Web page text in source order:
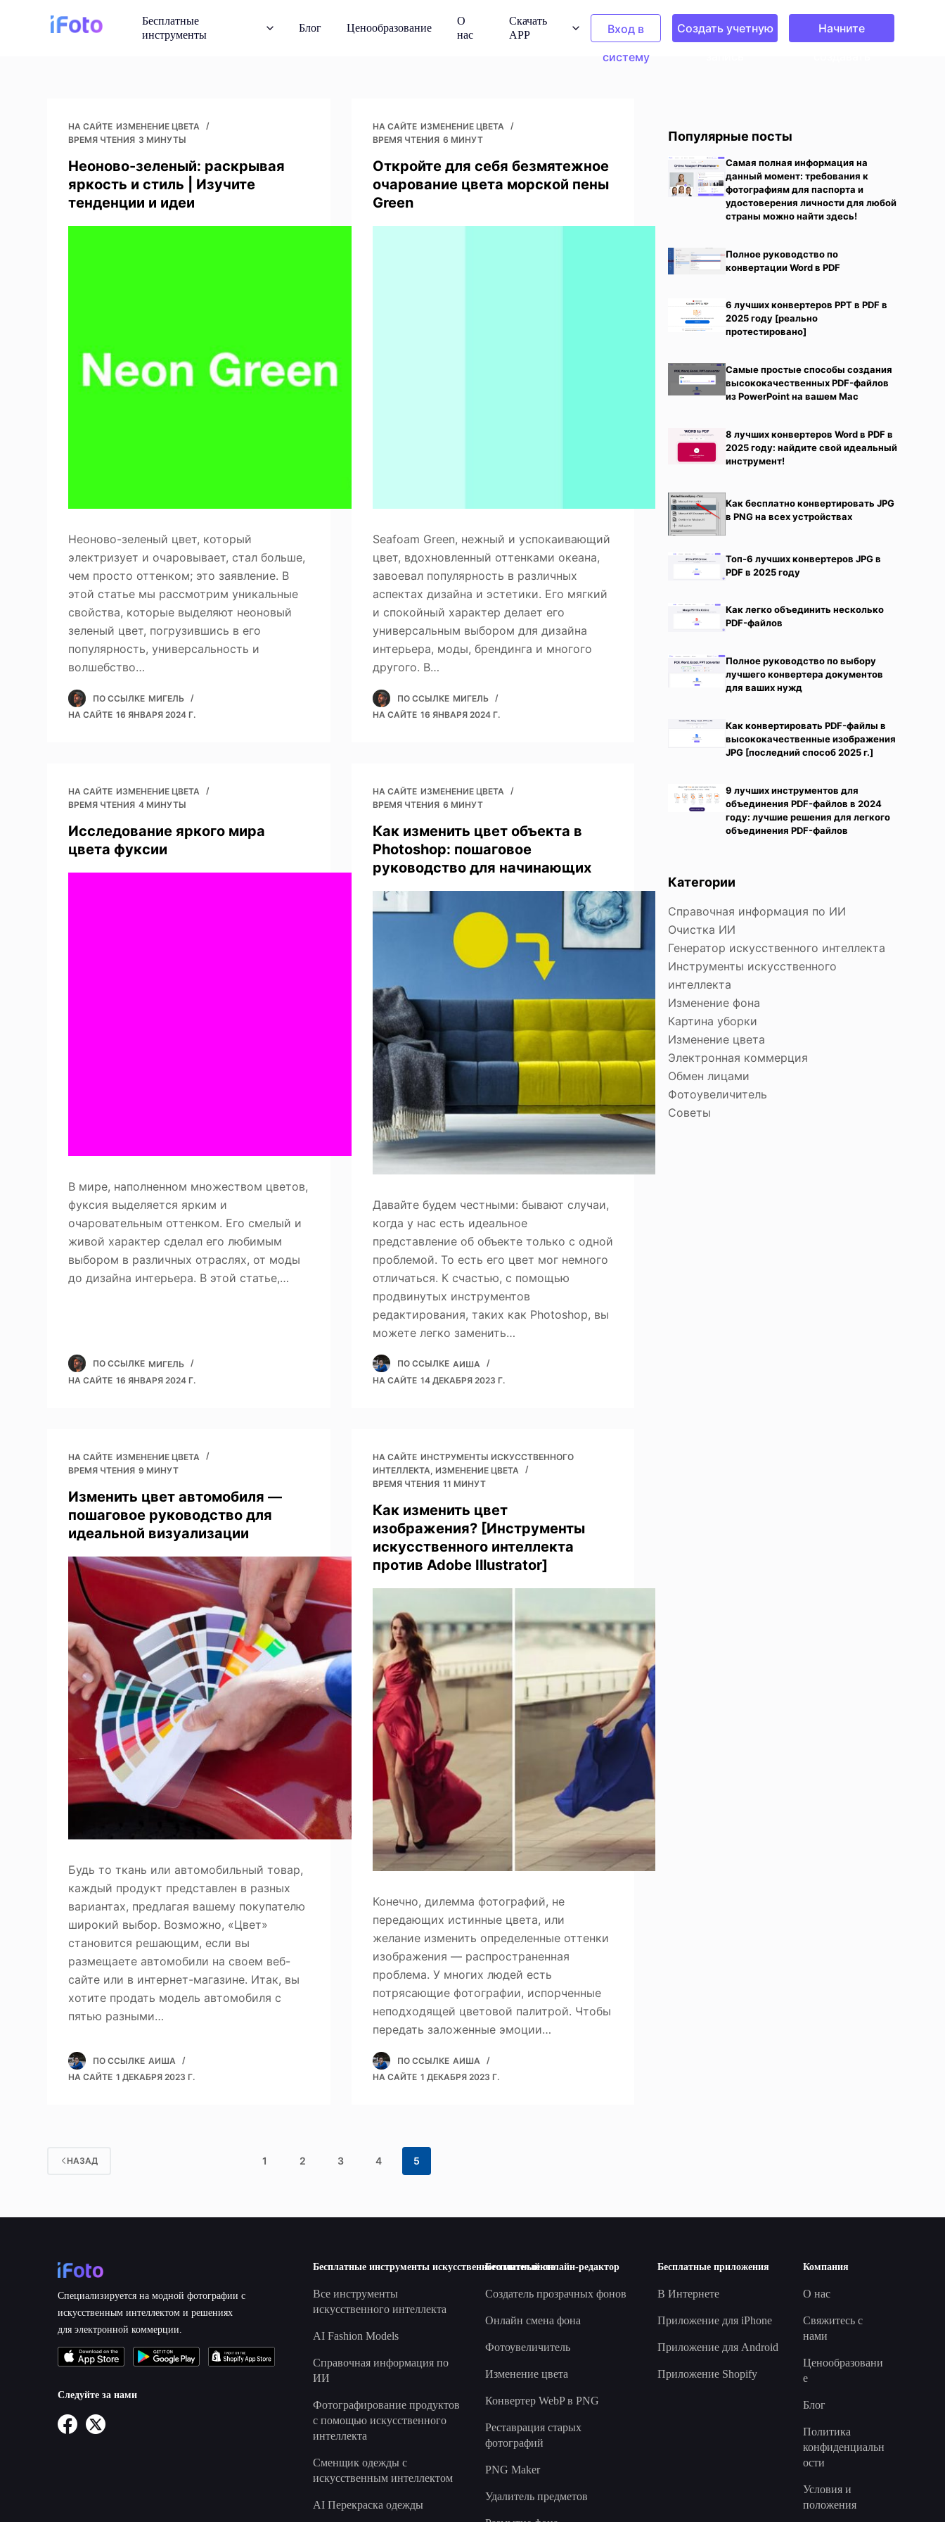
Бесплатные
инструменты
Изменение фона
Мгновенные фоны, созданные
искусственным интеллектом
Перекраска одежды
Замените цвет в один клик
Блог Ценообразование
О
нас
Скачать
APP
Вход в
систему
Создать учетную
Начните
НА САЙТЕ ИЗМЕНЕНИЕ ЦВЕТА
ВРЕМЯ ЧТЕНИЯ 3 МИНУТЫ
Неоново-зеленый: раскрывая
яркость и стиль | Изучите
тенденции и идеи
Неоново-зеленый цвет, который
электризует и очаровывает, стал больше,
чем просто оттенком; это заявление. В
этой статье мы рассмотрим уникальные
свойства, которые выделяют неоновый
зеленый цвет, погрузившись в его
популярность, универсальность и
волшебство…
ПО ССЫЛКЕ МИГЕЛЬ
НА САЙТЕ 16 ЯНВАРЯ 2024 Г.
НА САЙТЕ ИЗМЕНЕНИЕ ЦВЕТА
ВРЕМЯ ЧТЕНИЯ 6 МИНУТ
Откройте для себя безмятежное
очарование цвета морской пены
Green
Seafoam Green, нежный и успокаивающий
цвет, вдохновленный оттенками океана,
завоевал популярность в различных
аспектах дизайна и эстетики. Его мягкий
и спокойный характер делает его
универсальным выбором для дизайна
интерьера, моды, брендинга и многого
другого. В…
ПО ССЫЛКЕ МИГЕЛЬ
НА САЙТЕ 16 ЯНВАРЯ 2024 Г.
НА САЙТЕ ИЗМЕНЕНИЕ ЦВЕТА
ВРЕМЯ ЧТЕНИЯ 4 МИНУТЫ
Исследование яркого мира
цвета фуксии
В мире, наполненном множеством цветов,
фуксия выделяется ярким и
очаровательным оттенком. Его смелый и
живой характер сделал его любимым
выбором в различных отраслях, от моды
до дизайна интерьера. В этой статье,…
ПО ССЫЛКЕ МИГЕЛЬ
НА САЙТЕ 16 ЯНВАРЯ 2024 Г.
НА САЙТЕ ИЗМЕНЕНИЕ ЦВЕТА
ВРЕМЯ ЧТЕНИЯ 6 МИНУТ
Как изменить цвет объекта в
Photoshop: пошаговое
руководство для начинающих
Давайте будем честными: бывают случаи,
когда у нас есть идеальное
представление об объекте только с одной
проблемой. То есть его цвет мог немного
отличаться. К счастью, с помощью
продвинутых инструментов
редактирования, таких как Photoshop, вы
можете легко заменить…
ПО ССЫЛКЕ АИША
НА САЙТЕ 14 ДЕКАБРЯ 2023 Г.
НА САЙТЕ ИЗМЕНЕНИЕ ЦВЕТА
ВРЕМЯ ЧТЕНИЯ 9 МИНУТ
Изменить цвет автомобиля —
пошаговое руководство для
идеальной визуализации
Будь то ткань или автомобильный товар,
каждый продукт представлен в разных
вариантах, предлагая вашему покупателю
широкий выбор. Возможно, «Цвет»
становится решающим, если вы
размещаете автомобили на своем веб-
сайте или в интернет-магазине. Итак, вы
хотите продать модель автомобиля с
пятью разными…
ПО ССЫЛКЕ АИША
НА САЙТЕ 1 ДЕКАБРЯ 2023 Г.
НА САЙТЕ ИНСТРУМЕНТЫ ИСКУССТВЕННОГО
ИНТЕЛЛЕКТА, ИЗМЕНЕНИЕ ЦВЕТА
ВРЕМЯ ЧТЕНИЯ 11 МИНУТ
Как изменить цвет
изображения? [Инструменты
искусственного интеллекта
против Adobe Illustrator]
Конечно, дилемма фотографий, не
передающих истинные цвета, или
желание изменить определенные оттенки
изображения — распространенная
проблема. У многих людей есть
потрясающие фотографии, испорченные
неподходящей цветовой палитрой. Чтобы
передать заложенные эмоции…
ПО ССЫЛКЕ АИША
НА САЙТЕ 1 ДЕКАБРЯ 2023 Г.
НАЗАД 1 2 3 4 5
Популярные посты
Самая полная информация на
данный момент: требования к
фотографиям для паспорта и
удостоверения личности для любой
страны можно найти здесь!
Полное руководство по
конвертации Word в PDF
6 лучших конвертеров PPT в PDF в
2025 году [реально
протестировано]
Самые простые способы создания
высококачественных PDF-файлов
из PowerPoint на вашем Mac
8 лучших конвертеров Word в PDF в
2025 году: найдите свой идеальный
инструмент!
Как бесплатно конвертировать JPG
в PNG на всех устройствах
Топ-6 лучших конвертеров JPG в
PDF в 2025 году
Как легко объединить несколько
PDF-файлов
Полное руководство по выбору
лучшего конвертера документов
для ваших нужд
Как конвертировать PDF-файлы в
высококачественные изображения
JPG [последний способ 2025 г.]
9 лучших инструментов для
объединения PDF-файлов в 2024
году: лучшие решения для легкого
объединения PDF-файлов
Категории
Справочная информация по ИИ
Очистка ИИ
Генератор искусственного интеллекта
Инструменты искусственного
интеллекта
Изменение фона
Картина уборки
Изменение цвета
Электронная коммерция
Обмен лицами
Фотоувеличитель
Советы
Специализируется на модной фотографии с
искусственным интеллектом и решениях
для электронной коммерции.
Следуйте за нами
Бесплатные инструменты искусственного интеллекта
Все инструменты
искусственного интеллекта
AI Fashion Models
Справочная информация по
ИИ
Фотографирование продуктов
с помощью искусственного
интеллекта
Сменщик одежды с
искусственным интеллектом
AI Перекраска одежды
Бесплатный онлайн-редактор
Создатель прозрачных фонов
Онлайн смена фона
Фотоувеличитель
Изменение цвета
Конвертер WebP в PNG
Реставрация старых
фотографий
PNG Maker
Удалитель предметов
Бесплатные приложения
В Интернете
Приложение для iPhone
Приложение для Android
Приложение Shopify
Компания
О нас
Свяжитесь с
нами
Ценообразовани
е
Блог
Политика
конфиденциальн
ости
Условия и
положения